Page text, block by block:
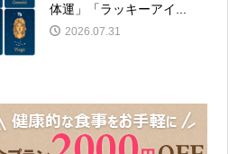
体運」「ラッキーアイ...
2026.07.31